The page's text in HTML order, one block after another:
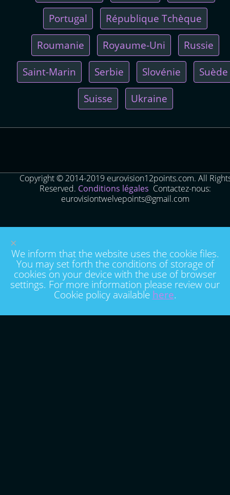
Portugal République Tchèque
Roumanie Royaume-Uni Russie
Saint-Marin Serbie Slovénie Suède
Suisse Ukraine
Copyright © 2014-2019 eurovision12points.com. All
Reserved. Conditions légales Contactez-nous:
eurovisiontwelvepoints@gmail.com
×
We inform that the website uses the cookie files.
You may set forth the conditions of storage of
cookies on your device with the use of browser
settings. For more information please review our
Cookie policy available here.